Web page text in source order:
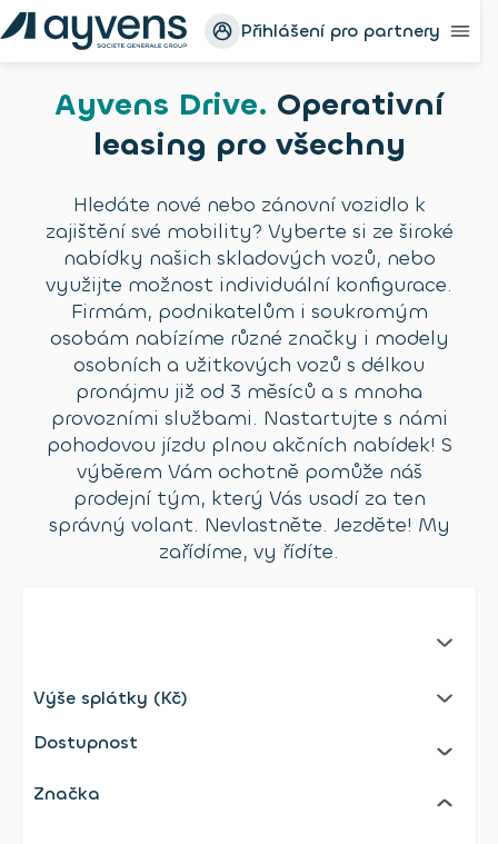
Přihlášení pro partnery
Ayvens Drive. Operativní
leasing pro všechny
Hledáte nové nebo zánovní vozidlo k
zajištění své mobility? Vyberte si ze široké
nabídky našich skladových vozů, nebo
využijte možnost individuální konfigurace.
Firmám, podnikatelům i soukromým
osobám nabízíme různé značky i modely
osobních a užitkových vozů s délkou
pronájmu již od 3 měsíců a s mnoha
provozními službami. Nastartujte s námi
pohodovou jízdu plnou akčních nabídek! S
výběrem Vám ochotně pomůže náš
prodejní tým, který Vás usadí za ten
správný volant. Nevlastněte. Jezděte! My
zařídíme, vy řídíte.
Selected: Výše splátky (Kč)
Výše splátky (Kč)
Dostupnost
Značka